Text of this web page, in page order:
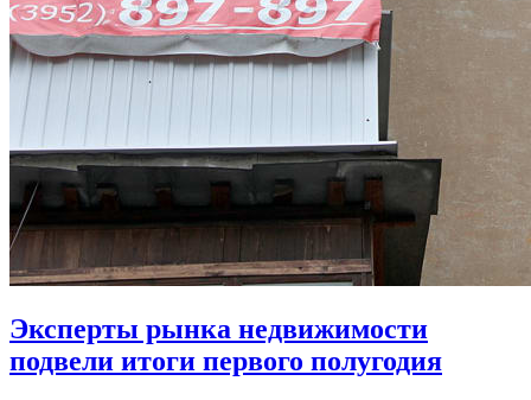
Эксперты рынка недвижимости
подвели итоги первого полугодия